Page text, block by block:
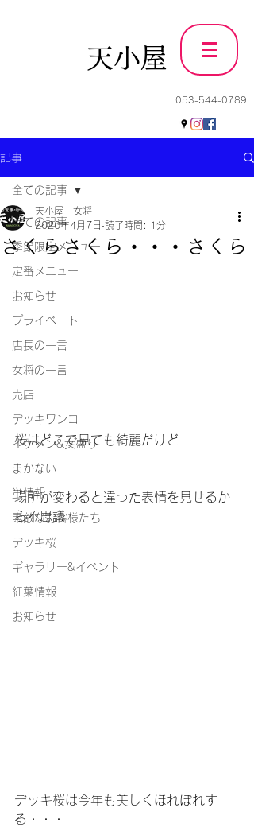
天小屋
053-544-0789
記事
全ての記事
季節限定メニュー
定番メニュー
お知らせ
プライベート
店長の一言
女将の一言
売店
デッキワンコ
イケメン&女盛り
まかない
蛍情報
素敵なお客様たち
デッキ桜
ギャラリー&イベント
紅葉情報
お知らせ
全ての記事
さくらさくら・・・さくら
天小屋 女将
2020年4月7日 読了時間: 1分
桜はどこで見ても綺麗だけど
場所が変わると違った表情を見せるか
ら不思議
デッキ桜は今年も美しくほれぼれす
る・・・